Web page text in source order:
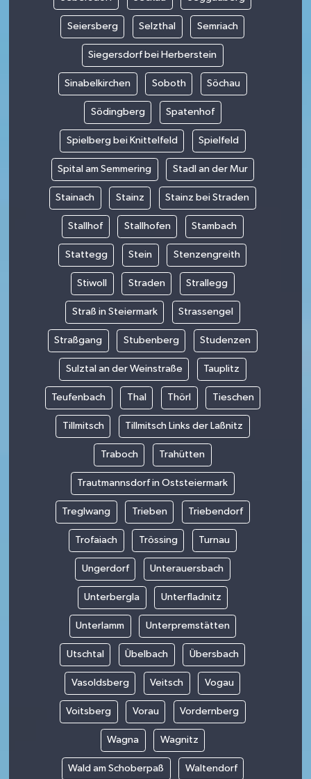
Seiersberg Selzthal Semriach
Siegersdorf bei Herberstein
Sinabelkirchen Soboth Söchau
Södingberg Spatenhof
Spielberg bei Knittelfeld Spielfeld
Spital am Semmering Stadl an der Mur
Stainach Stainz Stainz bei Straden
Stallhof Stallhofen Stambach
Stattegg Stein Stenzengreith
Stiwoll Straden Strallegg
Straß in Steiermark Strassengel
Straßgang Stubenberg Studenzen
Sulztal an der Weinstraße Tauplitz
Teufenbach Thal Thörl Tieschen
Tillmitsch Tillmitsch Links der Laßnitz
Traboch Trahütten
Trautmannsdorf in Oststeiermark
Treglwang Trieben Triebendorf
Trofaiach Trössing Turnau
Ungerdorf Unterauersbach
Unterbergla Unterfladnitz
Unterlamm Unterpremstätten
Utschtal Übelbach Übersbach
Vasoldsberg Veitsch Vogau
Voitsberg Vorau Vordernberg
Wagna Wagnitz
Wald am Schoberpaß Waltendorf